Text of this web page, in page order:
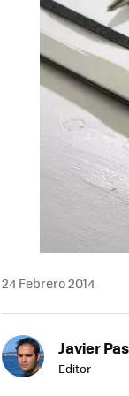
24 Febrero 2014
Javier
Editor